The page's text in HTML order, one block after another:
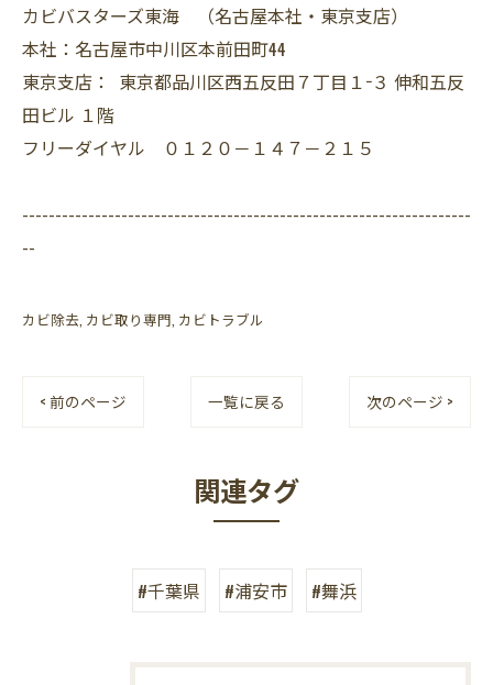
カビバスターズ東海 （名古屋本社・東京支店）
本社：名古屋市中川区本前田町44
東京支店： 東京都品川区西五反田７丁目１−３ 伸和五反
田ビル １階
フリーダイヤル ０１２０－１４７－２１５
--------------------------------------------------------------------
--
カビ除去 カビ取り専門 カビトラブル
< 前のページ 一覧に戻る 次のページ >
関連タグ
#千葉県 #浦安市 #舞浜